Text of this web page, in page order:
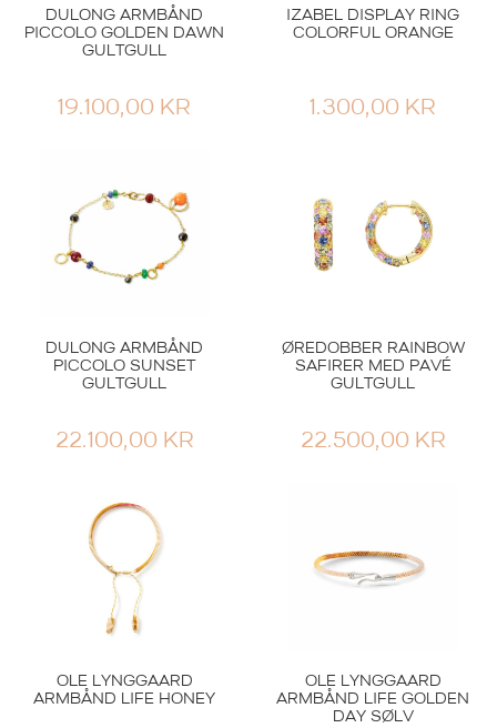
DULONG ARMBÅND
PICCOLO GOLDEN DAWN
GULTGULL
19.100,00 KR
IZABEL DISPLAY RING
COLORFUL ORANGE
1.300,00 KR
DULONG ARMBÅND
PICCOLO SUNSET
GULTGULL
22.100,00 KR
ØREDOBBER RAINBOW
SAFIRER MED PAVÉ
GULTGULL
22.500,00 KR
OLE LYNGGAARD
ARMBÅND LIFE HONEY
OLE LYNGGAARD
ARMBÅND LIFE GOLDEN
DAY SØLV